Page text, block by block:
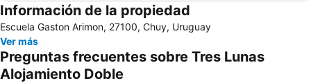
Información de la propiedad
Escuela Gaston Arimon, 27100, Chuy, Uruguay
Ver más
Preguntas frecuentes sobre Tres Lunas
Alojamiento Doble